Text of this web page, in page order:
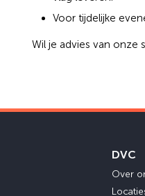
Voor tijdelijke
Wil je advies van onze
DVC
Over